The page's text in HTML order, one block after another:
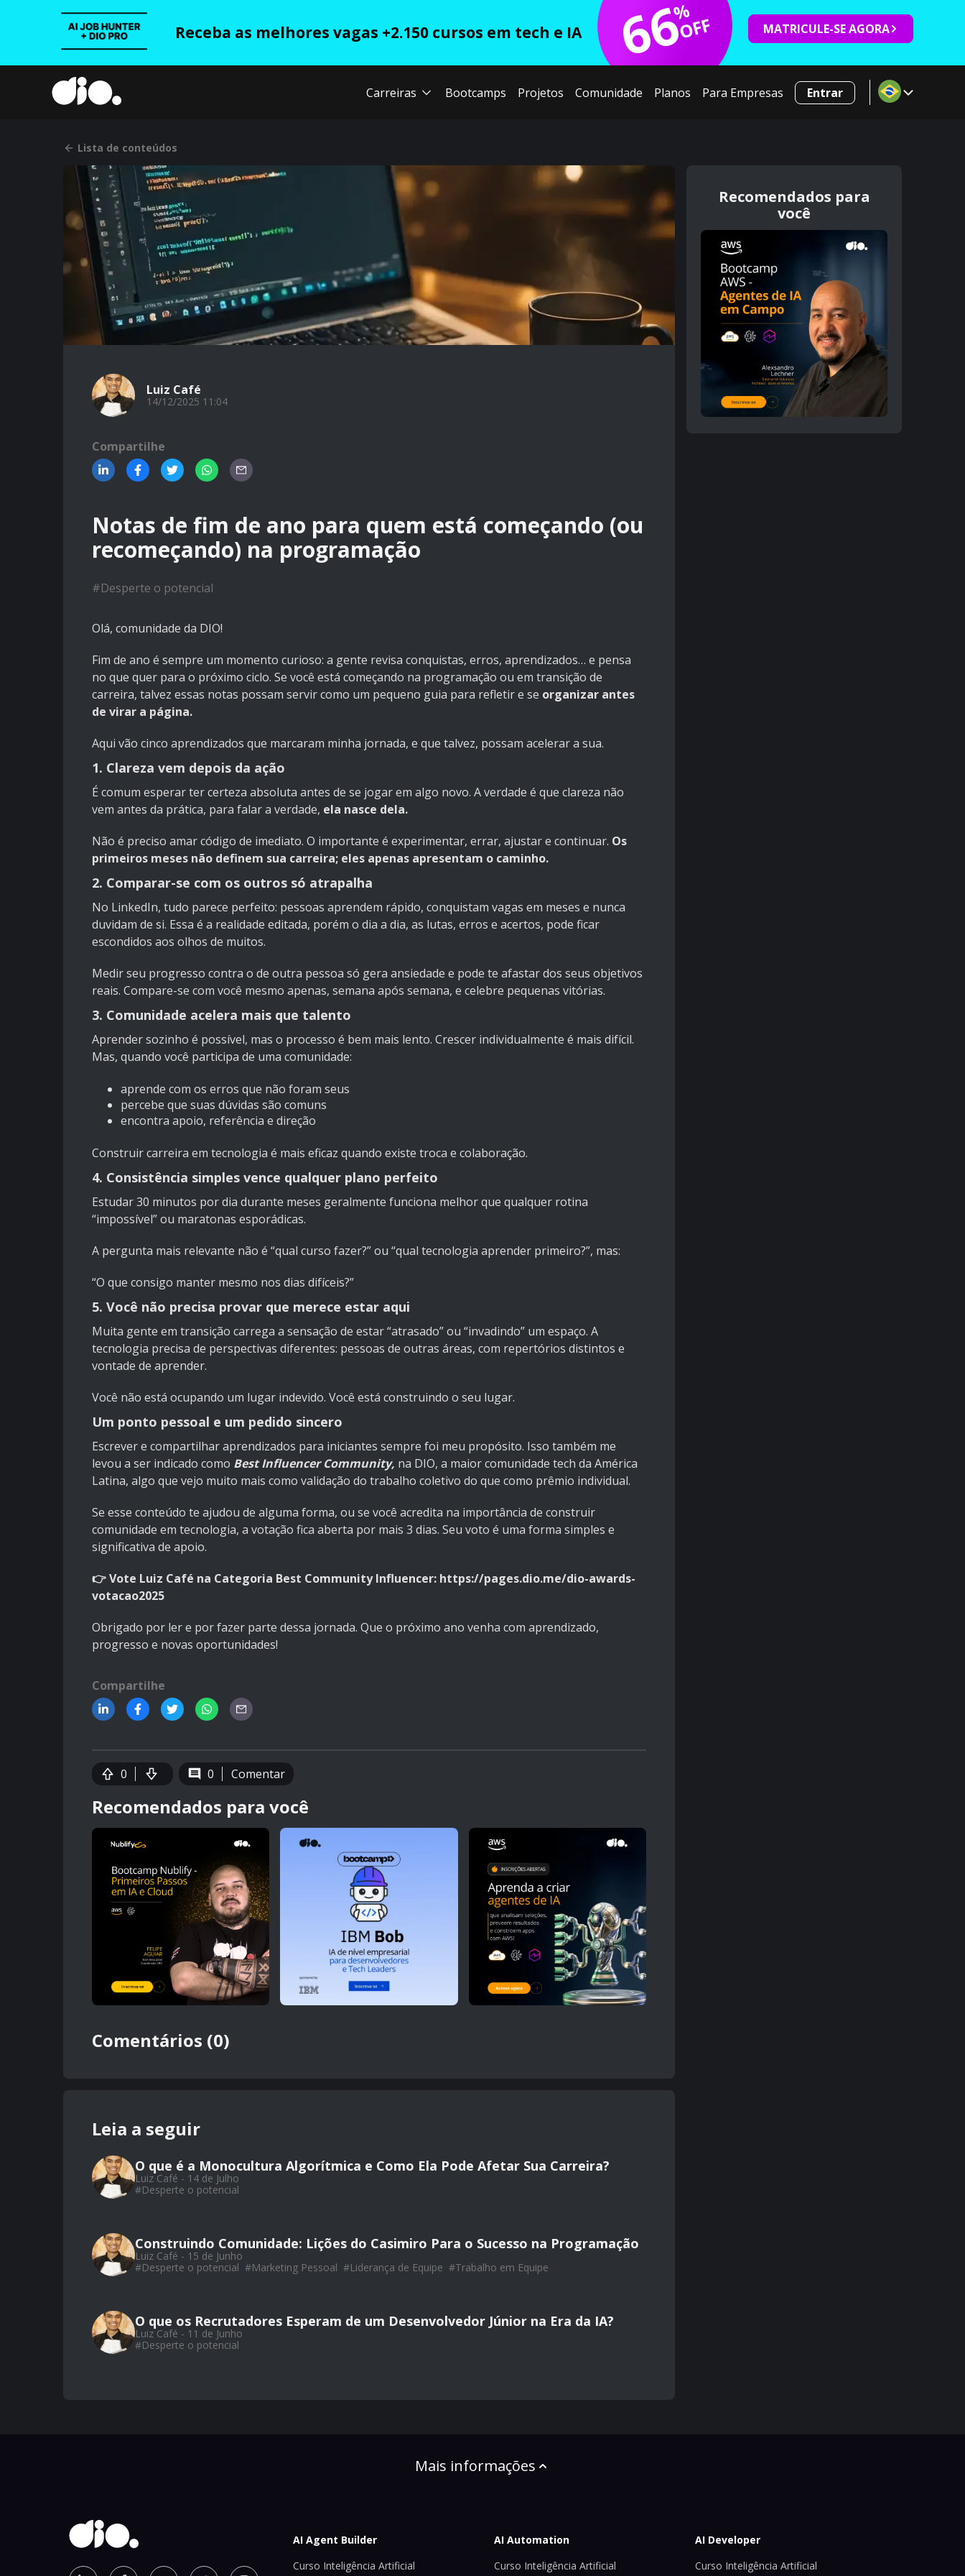
Receba as melhores vagas +2.150 cursos em tech e IA 66
%
OFF MATRICULE-SE AGORA
Carreiras Bootcamps Projetos Comunidade Planos Para Empresas Entrar
Lista de conteúdos
Luiz Café
14/12/2025 11:04
Compartilhe
Notas de fim de ano para quem está começando (ou
recomeçando) na programação
#Desperte o potencial
Olá, comunidade da DIO!
Fim de ano é sempre um momento curioso: a gente revisa conquistas, erros, aprendizados… e pensa
no que quer para o próximo ciclo. Se você está começando na programação ou em transição de
carreira, talvez essas notas possam servir como um pequeno guia para refletir e se organizar antes
de virar a página.
Aqui vão cinco aprendizados que marcaram minha jornada, e que talvez, possam acelerar a sua.
1. Clareza vem depois da ação
É comum esperar ter certeza absoluta antes de se jogar em algo novo. A verdade é que clareza não
vem antes da prática, para falar a verdade, ela nasce dela.
Não é preciso amar código de imediato. O importante é experimentar, errar, ajustar e continuar. Os
primeiros meses não definem sua carreira; eles apenas apresentam o caminho.
2. Comparar-se com os outros só atrapalha
No LinkedIn, tudo parece perfeito: pessoas aprendem rápido, conquistam vagas em meses e nunca
duvidam de si. Essa é a realidade editada, porém o dia a dia, as lutas, erros e acertos, pode ficar
escondidos aos olhos de muitos.
Medir seu progresso contra o de outra pessoa só gera ansiedade e pode te afastar dos seus objetivos
reais. Compare-se com você mesmo apenas, semana após semana, e celebre pequenas vitórias.
3. Comunidade acelera mais que talento
Aprender sozinho é possível, mas o processo é bem mais lento. Crescer individualmente é mais difícil.
Mas, quando você participa de uma comunidade:
aprende com os erros que não foram seus
percebe que suas dúvidas são comuns
encontra apoio, referência e direção
Construir carreira em tecnologia é mais eficaz quando existe troca e colaboração.
4. Consistência simples vence qualquer plano perfeito
Estudar 30 minutos por dia durante meses geralmente funciona melhor que qualquer rotina
“impossível” ou maratonas esporádicas.
A pergunta mais relevante não é “qual curso fazer?” ou “qual tecnologia aprender primeiro?”, mas:
“O que consigo manter mesmo nos dias difíceis?”
5. Você não precisa provar que merece estar aqui
Muita gente em transição carrega a sensação de estar “atrasado” ou “invadindo” um espaço. A
tecnologia precisa de perspectivas diferentes: pessoas de outras áreas, com repertórios distintos e
vontade de aprender.
Você não está ocupando um lugar indevido. Você está construindo o seu lugar.
Um ponto pessoal e um pedido sincero
Escrever e compartilhar aprendizados para iniciantes sempre foi meu propósito. Isso também me
levou a ser indicado como Best Influencer Community, na DIO, a maior comunidade tech da América
Latina, algo que vejo muito mais como validação do trabalho coletivo do que como prêmio individual.
Se esse conteúdo te ajudou de alguma forma, ou se você acredita na importância de construir
comunidade em tecnologia, a votação fica aberta por mais 3 dias. Seu voto é uma forma simples e
significativa de apoio.
👉 Vote Luiz Café na Categoria Best Community Influencer: https://pages.dio.me/dio-awards-
votacao2025
Obrigado por ler e por fazer parte dessa jornada. Que o próximo ano venha com aprendizado,
progresso e novas oportunidades!
Compartilhe
0 0 Comentar
Recomendados para você
Comentários (0)
Leia a seguir
O que é a Monocultura Algorítmica e Como Ela Pode Afetar Sua Carreira?
Luiz Café - 14 de Julho
#Desperte o potencial
Construindo Comunidade: Lições do Casimiro Para o Sucesso na Programação
Luiz Café - 15 de Junho
#Desperte o potencial #Marketing Pessoal #Liderança de Equipe #Trabalho em Equipe
O que os Recrutadores Esperam de um Desenvolvedor Júnior na Era da IA?
Luiz Café - 11 de Junho
#Desperte o potencial
Recomendados para
você
Mais informações
AI Agent Builder
Curso Inteligência Artificial
AI Automation
Curso Inteligência Artificial
AI Developer
Curso Inteligência Artificial